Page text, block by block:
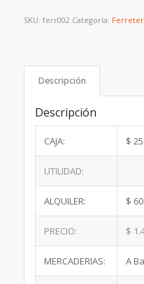
SKU: ferr002 Categoría:
Descripción
Descripción
CAJA: $
UTILIDAD:
ALQUILER: $
PRECIO: $
MERCADERIAS: A